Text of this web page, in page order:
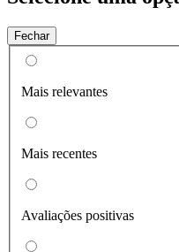
Fechar
Mais relevantes
Mais recentes
Avaliações positivas